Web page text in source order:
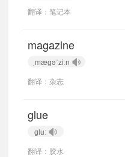
翻译：笔记本
magazine
ˌmæɡəˈziːn
翻译：杂志
glue
ɡluː
翻译：胶水